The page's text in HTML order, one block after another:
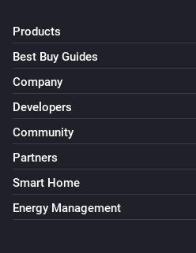
Products
Best Buy Guides
Company
Developers
Community
Partners
Smart Home
Energy Management